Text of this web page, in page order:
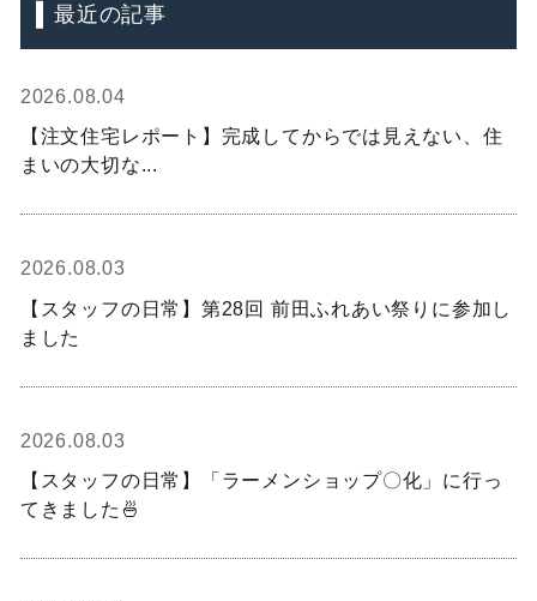
最近の記事
2026.08.04
【注文住宅レポート】完成してからでは見えない、住
まいの大切な...
2026.08.03
【スタッフの日常】第28回 前田ふれあい祭りに参加し
ました
2026.08.03
【スタッフの日常】「ラーメンショップ〇化」に行っ
てきました🍜